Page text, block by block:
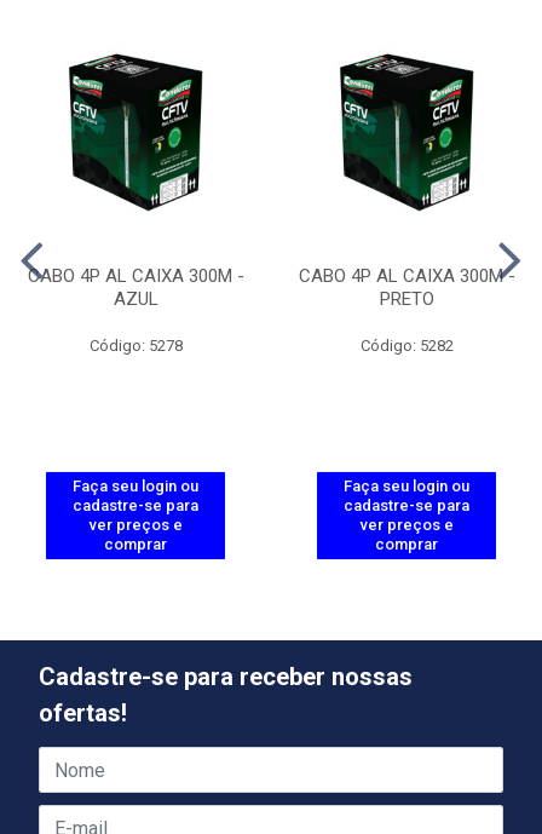
CABO 4P AL CAIXA 300M -
AZUL
Código: 5278
Faça seu login ou
cadastre-se para
ver preços e
comprar
CABO 4P AL CAIXA 300M -
PRETO
Código: 5282
Faça seu login ou
cadastre-se para
ver preços e
comprar
Cadastre-se para receber nossas
ofertas!